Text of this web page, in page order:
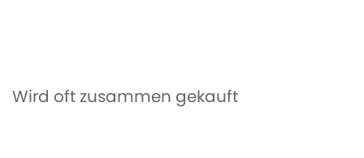
Wird oft zusammen gekauft